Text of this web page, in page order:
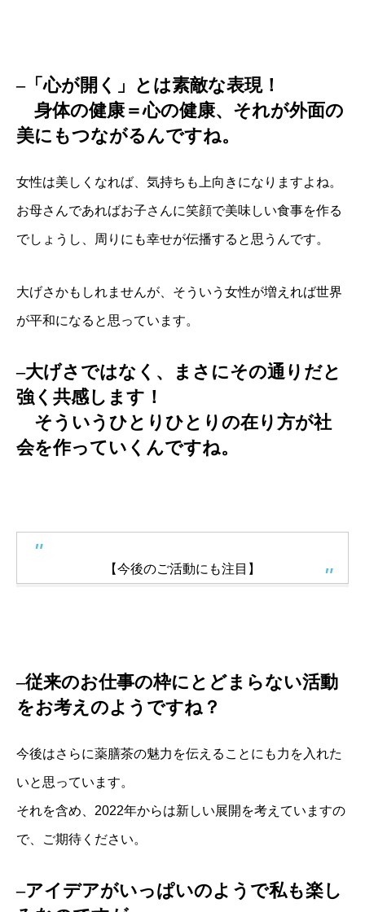
–「心が開く」とは素敵な表現！
身体の健康＝心の健康、それが外面の
美にもつながるんですね。
女性は美しくなれば、気持ちも上向きになりますよね。
お母さんであればお子さんに笑顔で美味しい食事を作る
でしょうし、周りにも幸せが伝播すると思うんです。
大げさかもしれませんが、そういう女性が増えれば世界
が平和になると思っています。
–大げさではなく、まさにその通りだと
強く共感します！
そういうひとりひとりの在り方が社
会を作っていくんですね。
【今後のご活動にも注目】
–従来のお仕事の枠にとどまらない活動
をお考えのようですね？
今後はさらに薬膳茶の魅力を伝えることにも力を入れた
いと思っています。
それを含め、2022年からは新しい展開を考えていますの
で、ご期待ください。
–アイデアがいっぱいのようで私も楽し